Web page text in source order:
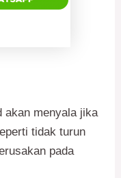
akan menyala jika
tidak turun
pada